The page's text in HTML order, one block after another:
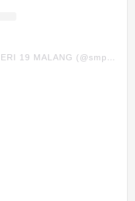
A post shared by SMP NEGERI 19 MALANG (@smpn19mlg)